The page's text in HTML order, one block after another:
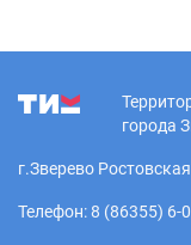
города
г.Зверево
Телефон: 8 (86355) 6-